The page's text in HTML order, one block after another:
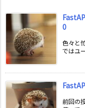
0
色々と
ではユ
前回の